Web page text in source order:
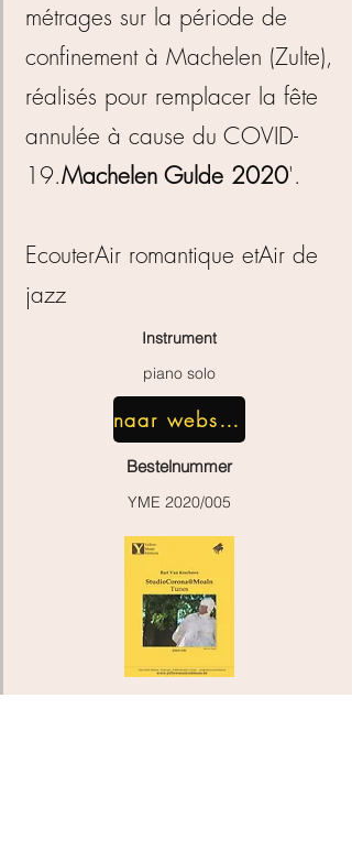
métrages sur la période de
confinement à Machelen (Zulte),
réalisés pour remplacer la fête
annulée à cause du COVID-
19.Machelen Gulde 2020'.
EcouterAir romantique etAir de
jazz
Instrument
piano solo
naar webshop
Bestelnummer
YME 2020/005